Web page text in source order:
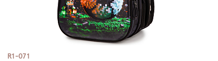
R1-071